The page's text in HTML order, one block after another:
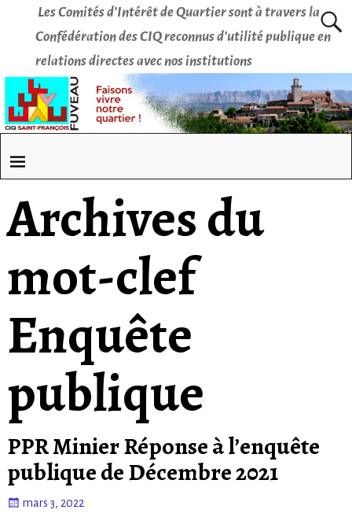
Les Comités d’Intérêt de Quartier sont à travers la
Confédération des CIQ reconnus d’utilité publique en
relations directes avec nos institutions
Archives du
mot-clef
Enquête
publique
PPR Minier Réponse à l’enquête
publique de Décembre 2021
mars 3, 2022